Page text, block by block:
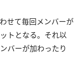
せて毎回メンバーが
トとなる。それ以
バーが加わったり